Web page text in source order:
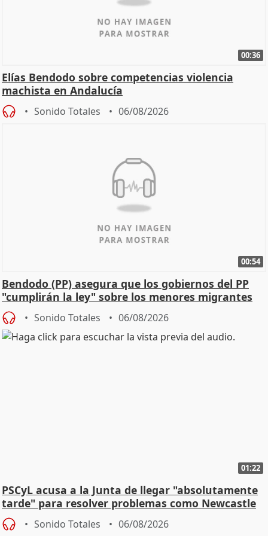
00:36
Elías Bendodo sobre competencias violencia
machista en Andalucía
Sonido Totales 06/08/2026
00:54
Bendodo (PP) asegura que los gobiernos del PP
"cumplirán la ley" sobre los menores migrantes
Sonido Totales 06/08/2026
01:22
PSCyL acusa a la Junta de llegar "absolutamente
tarde" para resolver problemas como Newcastle
Sonido Totales 06/08/2026